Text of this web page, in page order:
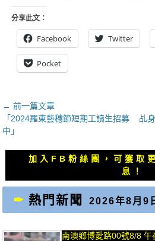
分享此文：
Facebook Twitter
Pocket
文
章
導
覽
← 前一篇文章
上
一
「2024羅東藝穗節短期工讀生招募
中」
下
文
章：
乩
加入FB粉絲團，可獲取
息！
熱門新聞 2026年8月9
南澳鄉博愛路00號8/8